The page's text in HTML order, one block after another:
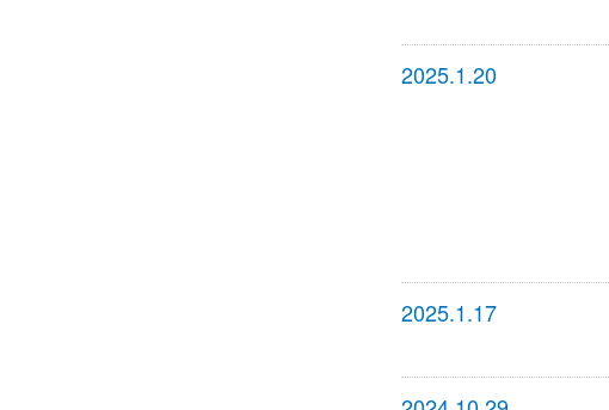
2025.1.20
2025.1.17